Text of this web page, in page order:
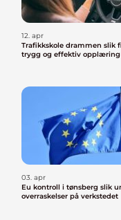
12. apr
Trafikkskole drammen slik finner du
trygg og effektiv opplæring
03. apr
Eu kontroll i tønsberg slik unngår du
overraskelser på verkstedet